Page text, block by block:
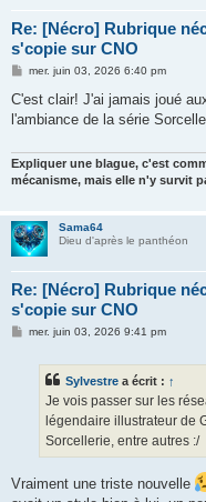
Re: [Nécro] Rubrique
s'copie sur CNO
M
s
a
mer. juin 03, 2026 6:40 pm
C'est clair! J'ai jamais joué
l'ambiance de la série
Expliquer une blague, c'est
mécanisme, mais elle n'y survit
Sama64
Dieu d'après le panthéon
Re: [Nécro] Rubrique
s'copie sur CNO
Mmer. juin 03, 2026 9:41 pm
Sylvestre a écrit : ↑
Je vois passer sur les
légendaire illustrateur de
Sorcellerie, entre autres :/
Vraiment une triste nouvelle